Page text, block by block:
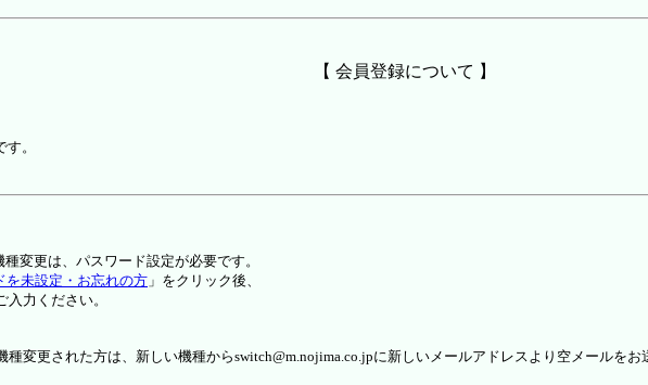
【 会員登録について 】
。
変更は、パスワード設定が必要です。
を未設定・お忘れの方 」をクリック後、
力ください。
変更された方は、新しい機種からswitch@m.nojima.co.jpに新しいメールアドレスより空メールをお